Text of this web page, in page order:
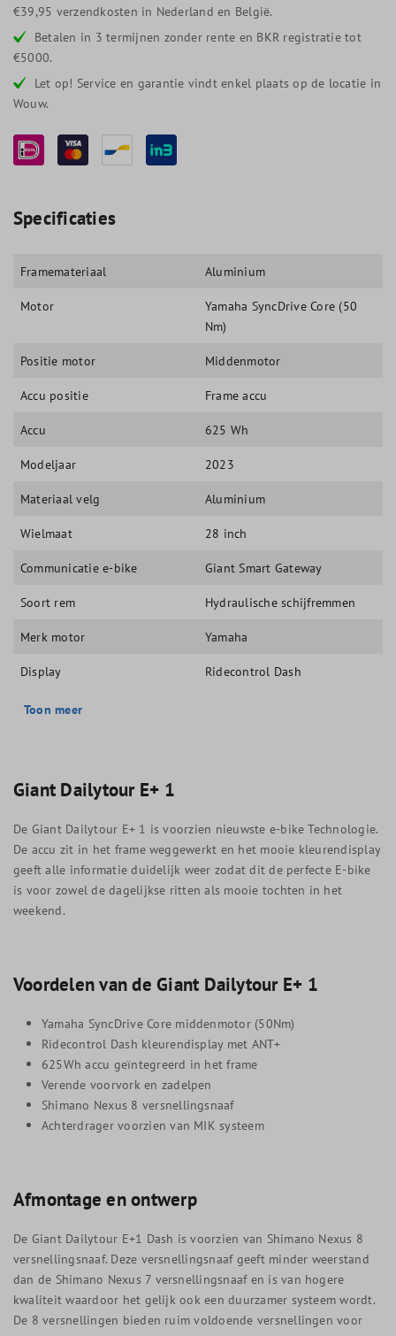
€39,95 verzendkosten in Nederland en België.
Betalen in 3 termijnen zonder rente en BKR registratie tot
€5000.
Let op! Service en garantie vindt enkel plaats op de locatie in
Wouw.
Specificaties
Framemateriaal Aluminium
Motor
Yamaha SyncDrive Core (50
Nm)
Positie motor Middenmotor
Accu positie Frame accu
Accu 625 Wh
Modeljaar 2023
Materiaal velg Aluminium
Wielmaat 28 inch
Communicatie e-bike Giant Smart Gateway
Soort rem Hydraulische schijfremmen
Merk motor Yamaha
Display Ridecontrol Dash
Toon meer
Giant Dailytour E+ 1
De Giant Dailytour E+ 1 is voorzien nieuwste e-bike Technologie.
De accu zit in het frame weggewerkt en het mooie kleurendisplay
geeft alle informatie duidelijk weer zodat dit de perfecte E-bike
is voor zowel de dagelijkse ritten als mooie tochten in het
weekend.
Voordelen van de Giant Dailytour E+ 1
Yamaha SyncDrive Core middenmotor (50Nm)
Ridecontrol Dash kleurendisplay met ANT+
625Wh accu geïntegreerd in het frame
Verende voorvork en zadelpen
Shimano Nexus 8 versnellingsnaaf
Achterdrager voorzien van MIK systeem
Afmontage en ontwerp
De Giant Dailytour E+1 Dash is voorzien van Shimano Nexus 8
versnellingsnaaf. Deze versnellingsnaaf geeft minder weerstand
dan de Shimano Nexus 7 versnellingsnaaf en is van hogere
kwaliteit waardoor het gelijk ook een duurzamer systeem wordt.
De 8 versnellingen bieden ruim voldoende versnellingen voor